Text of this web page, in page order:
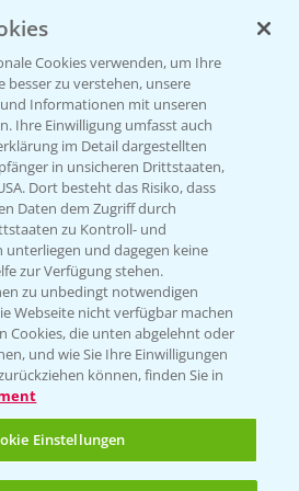
- Fungizidstrategien
Cookies verwenden, um Ihre
besser zu verstehen, unsere
Informationen mit unseren
Ihre Einwilligung umfasst auch
im Detail dargestellten
in unsicheren Drittstaaten,
Dort besteht das Risiko, dass
Daten dem Zugriff durch
zu Kontroll- und
unterliegen und dagegen keine
zur Verfügung stehen.
zu unbedingt notwendigen
Webseite nicht verfügbar machen
Cookies, die unten abgelehnt oder
und wie Sie Ihre Einwilligungen
können, finden Sie in
Einstellungen